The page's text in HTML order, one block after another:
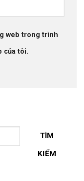
web trong trình
của tôi.
TÌM
KIẾM